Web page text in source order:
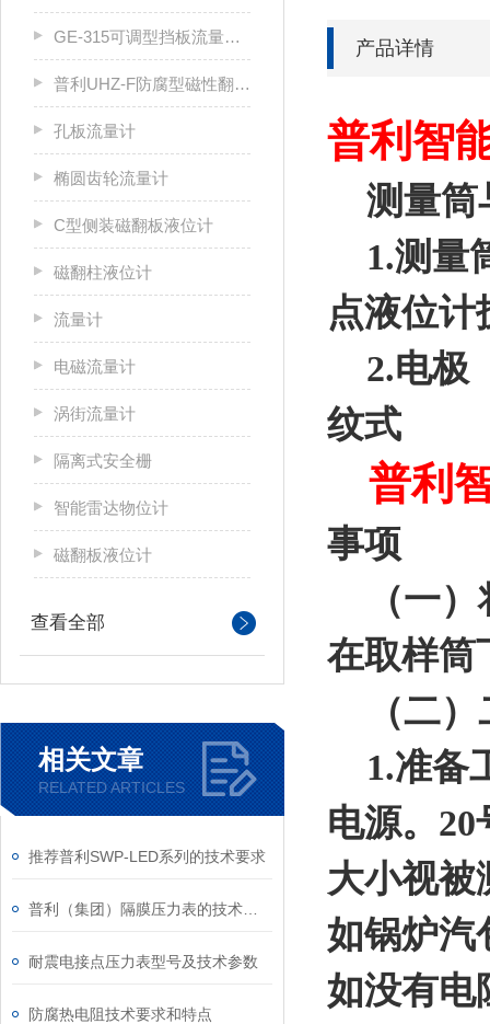
GE-315可调型挡板流量开关
普利UHZ-F防腐型磁性翻板液位计
孔板流量计
椭圆齿轮流量计
C型侧装磁翻板液位计
磁翻柱液位计
流量计
电磁流量计
涡街流量计
隔离式安全栅
智能雷达物位计
磁翻板液位计
查看全部
相关文章
RELATED ARTICLES
推荐普利SWP-LED系列的技术要求
耐震电接点压力表型号及技术参数
防腐热电阻技术要求和特点
产品详情
普利智
测量筒
1.测量
点液位
2.电极
纹式
普利
事项
（一）
在取样筒
（二）
1.准备
电源。
大小视被
如锅炉汽
如没有电